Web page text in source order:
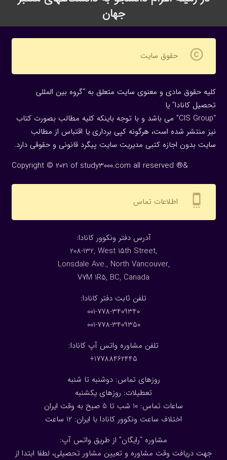
جهان
copyright حقوق سایت
کلیه حقوق مادی و معنوی سایت متعلق به “گروه بین المللی
تحصیل کانادا” یا
“CIS Group” می باشد و با توجه باینکه کلیه مطالب بصورت کتاب
نیز منتشر شده است، هرگونه كپی برداری یا اقتباس از مطالب
سایت بدون اجازه كتبی مدیریت سایت پیگرد قانونی و حقوقی دارد.
Copyright © 2021 of study3000.com all reserved ®&
settings_cell اطلاعات تماس
:آدرس دفتر ونکوور کانادا
208-132, West 15th Street,
Lonsdale Ave., North Vancouver,
V7M 1R5, BC, Canada
:تلفن ثابت دفتر کانادا
001-778-3409340
001-778-3409350
تلفن مشاوره واتس آپ کانادا:
17788462445+
روزهای تماس: دوشنبه تا شنبه
تعطیلات: روزهای یکشنبه
ساعات تماس: 10 شب تا 5 صبح به وقت ایران
اختلاف ساعت ونکوور کانادا با ایران: 1 2 ساعت
مشاوره “رایگان” از طریق واتس آپ:
جهت دریافت وقت مشاوره و تعیین مشاور تحصیلی، لطفا ابتدا از